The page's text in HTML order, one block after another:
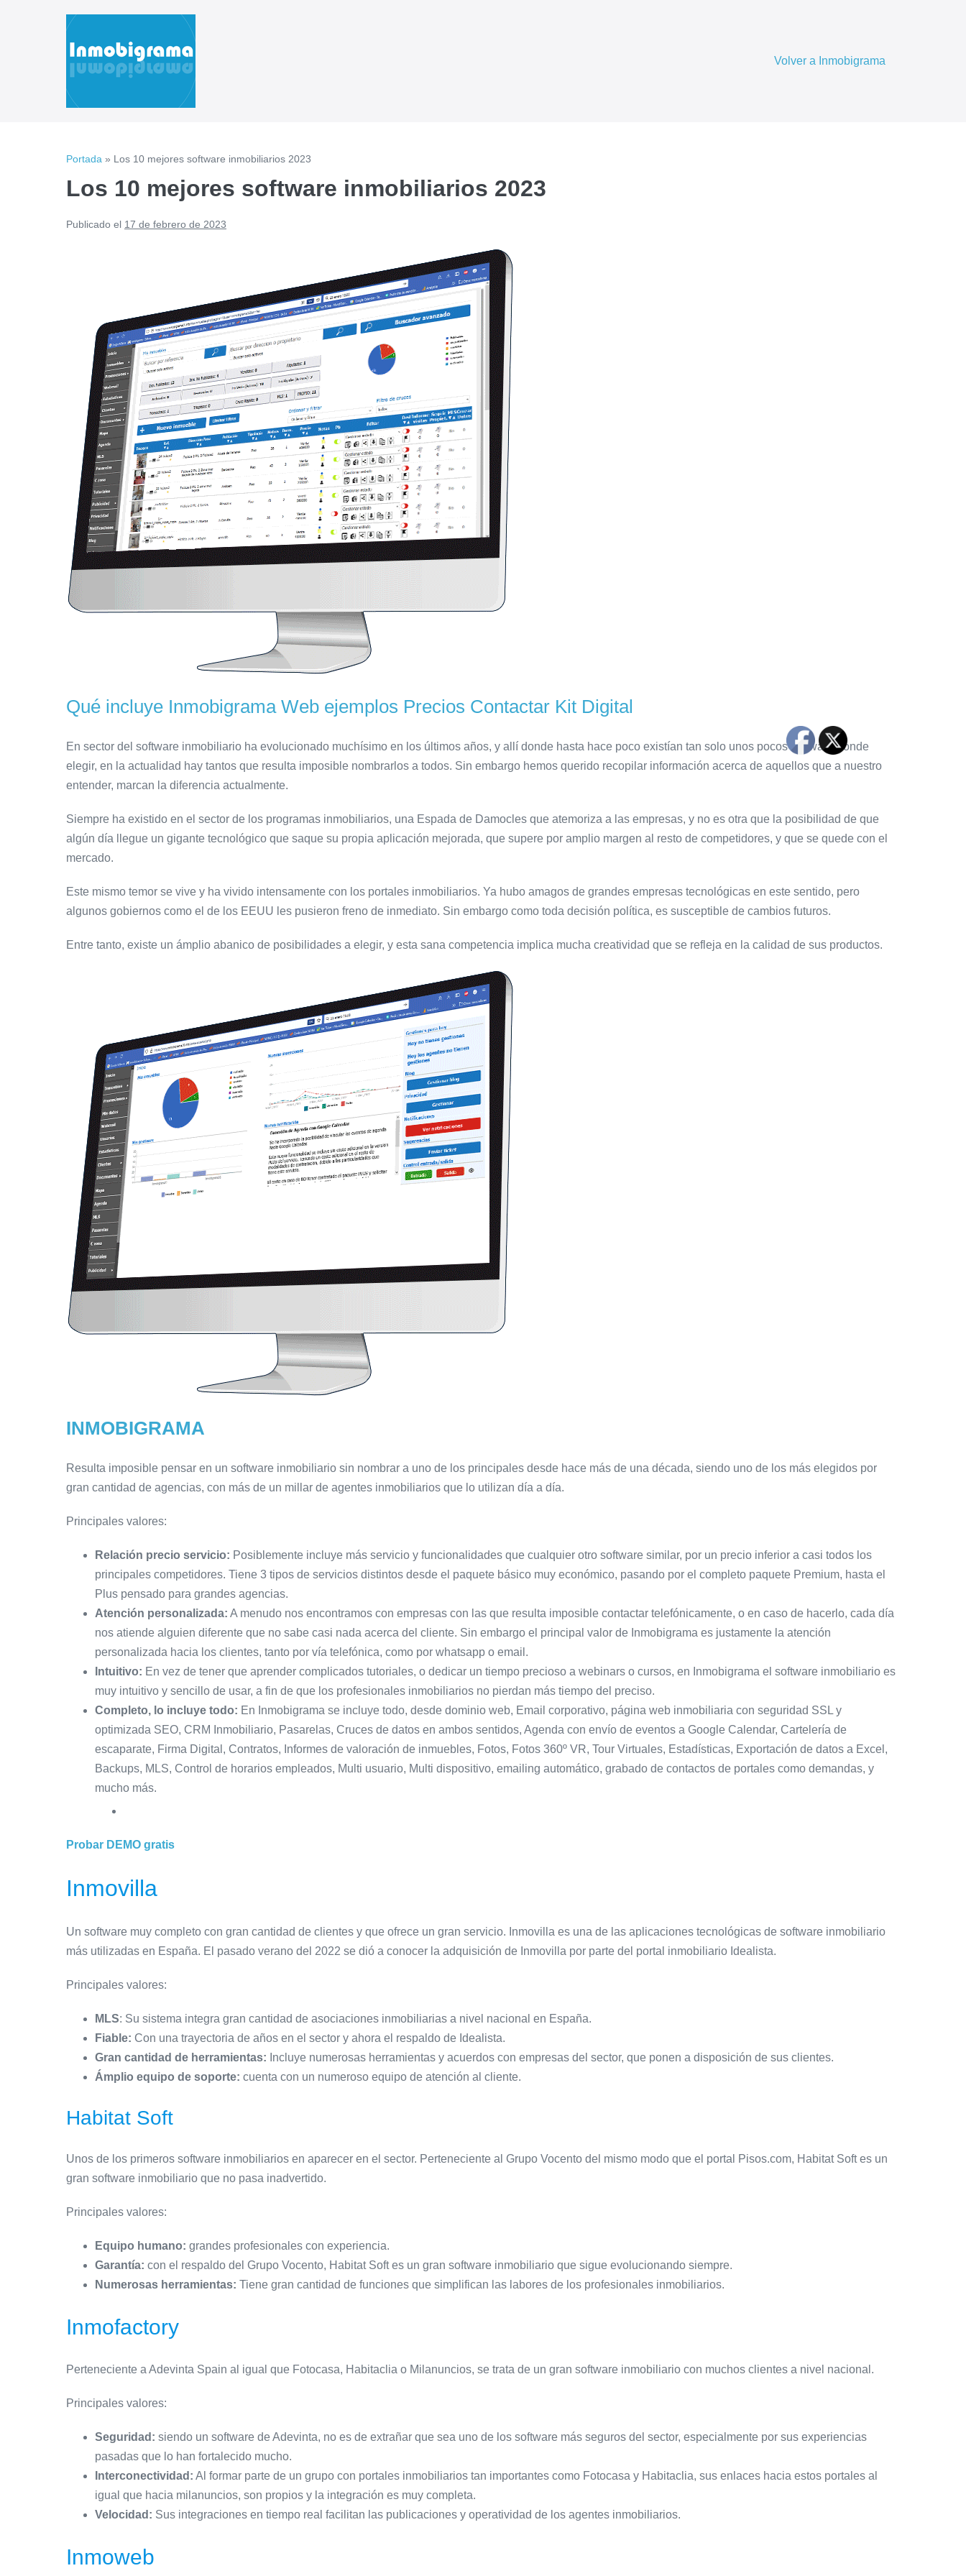
Volver a Inmobigrama
Portada » Los 10 mejores software inmobiliarios 2023
Los 10 mejores software inmobiliarios 2023
Publicado el 17 de febrero de 2023
Qué incluye Inmobigrama Web ejemplos Precios Contactar Kit Digital
En sector del software inmobiliario ha evolucionado muchísimo en los últimos años, y allí donde hasta hace poco existían tan solo unos pocos software donde
elegir, en la actualidad hay tantos que resulta imposible nombrarlos a todos. Sin embargo hemos querido recopilar información acerca de aquellos que a nuestro
entender, marcan la diferencia actualmente.
Siempre ha existido en el sector de los programas inmobiliarios, una Espada de Damocles que atemoriza a las empresas, y no es otra que la posibilidad de que
algún día llegue un gigante tecnológico que saque su propia aplicación mejorada, que supere por amplio margen al resto de competidores, y que se quede con el
mercado.
Este mismo temor se vive y ha vivido intensamente con los portales inmobiliarios. Ya hubo amagos de grandes empresas tecnológicas en este sentido, pero
algunos gobiernos como el de los EEUU les pusieron freno de inmediato. Sin embargo como toda decisión política, es susceptible de cambios futuros.
Entre tanto, existe un ámplio abanico de posibilidades a elegir, y esta sana competencia implica mucha creatividad que se refleja en la calidad de sus productos.
INMOBIGRAMA
Resulta imposible pensar en un software inmobiliario sin nombrar a uno de los principales desde hace más de una década, siendo uno de los más elegidos por
gran cantidad de agencias, con más de un millar de agentes inmobiliarios que lo utilizan día a día.
Principales valores:
Relación precio servicio: Posiblemente incluye más servicio y funcionalidades que cualquier otro software similar, por un precio inferior a casi todos los
principales competidores. Tiene 3 tipos de servicios distintos desde el paquete básico muy económico, pasando por el completo paquete Premium, hasta el
Plus pensado para grandes agencias.
Atención personalizada: A menudo nos encontramos con empresas con las que resulta imposible contactar telefónicamente, o en caso de hacerlo, cada día
nos atiende alguien diferente que no sabe casi nada acerca del cliente. Sin embargo el principal valor de Inmobigrama es justamente la atención
personalizada hacia los clientes, tanto por vía telefónica, como por whatsapp o email.
Intuitivo: En vez de tener que aprender complicados tutoriales, o dedicar un tiempo precioso a webinars o cursos, en Inmobigrama el software inmobiliario es
muy intuitivo y sencillo de usar, a fin de que los profesionales inmobiliarios no pierdan más tiempo del preciso.
Completo, lo incluye todo: En Inmobigrama se incluye todo, desde dominio web, Email corporativo, página web inmobiliaria con seguridad SSL y
optimizada SEO, CRM Inmobiliario, Pasarelas, Cruces de datos en ambos sentidos, Agenda con envío de eventos a Google Calendar, Cartelería de
escaparate, Firma Digital, Contratos, Informes de valoración de inmuebles, Fotos, Fotos 360º VR, Tour Virtuales, Estadísticas, Exportación de datos a Excel,
Backups, MLS, Control de horarios empleados, Multi usuario, Multi dispositivo, emailing automático, grabado de contactos de portales como demandas, y
mucho más.
Probar DEMO gratis
Inmovilla
Un software muy completo con gran cantidad de clientes y que ofrece un gran servicio. Inmovilla es una de las aplicaciones tecnológicas de software inmobiliario
más utilizadas en España. El pasado verano del 2022 se dió a conocer la adquisición de Inmovilla por parte del portal inmobiliario Idealista.
Principales valores:
MLS: Su sistema integra gran cantidad de asociaciones inmobiliarias a nivel nacional en España.
Fiable: Con una trayectoria de años en el sector y ahora el respaldo de Idealista.
Gran cantidad de herramientas: Incluye numerosas herramientas y acuerdos con empresas del sector, que ponen a disposición de sus clientes.
Ámplio equipo de soporte: cuenta con un numeroso equipo de atención al cliente.
Habitat Soft
Unos de los primeros software inmobiliarios en aparecer en el sector. Perteneciente al Grupo Vocento del mismo modo que el portal Pisos.com, Habitat Soft es un
gran software inmobiliario que no pasa inadvertido.
Principales valores:
Equipo humano: grandes profesionales con experiencia.
Garantía: con el respaldo del Grupo Vocento, Habitat Soft es un gran software inmobiliario que sigue evolucionando siempre.
Numerosas herramientas: Tiene gran cantidad de funciones que simplifican las labores de los profesionales inmobiliarios.
Inmofactory
Perteneciente a Adevinta Spain al igual que Fotocasa, Habitaclia o Milanuncios, se trata de un gran software inmobiliario con muchos clientes a nivel nacional.
Principales valores:
Seguridad: siendo un software de Adevinta, no es de extrañar que sea uno de los software más seguros del sector, especialmente por sus experiencias
pasadas que lo han fortalecido mucho.
Interconectividad: Al formar parte de un grupo con portales inmobiliarios tan importantes como Fotocasa y Habitaclia, sus enlaces hacia estos portales al
igual que hacia milanuncios, son propios y la integración es muy completa.
Velocidad: Sus integraciones en tiempo real facilitan las publicaciones y operatividad de los agentes inmobiliarios.
Inmoweb